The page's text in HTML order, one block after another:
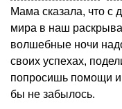
Мама сказала, что с
мира в наш
волшебные ночи
своих успехах,
попросишь помощи и
бы не забылось.